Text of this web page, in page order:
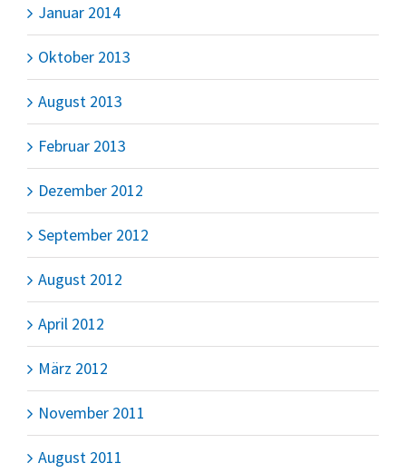
Januar 2014
Oktober 2013
August 2013
Februar 2013
Dezember 2012
September 2012
August 2012
April 2012
März 2012
November 2011
August 2011